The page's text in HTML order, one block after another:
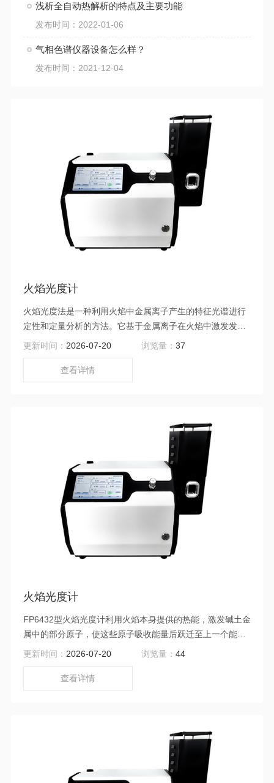
浅析全自动热解析的特点及主要功能
发布时间：2022-01-06
气相色谱仪器设备怎么样？
发布时间：2021-12-04
火焰光度计
火焰光度法是一种利用火焰中金属离子产生的特征光谱进行
定性和定量分析的方法。它基于金属离子在火焰中激发发射
光谱的原理，通过测量金属离子发射光谱的强度来确定其存
更新时间： 2026-07-20 浏览量：37
查看详情
火焰光度计
FP6432型火焰光度计利用火焰本身提供的热能，激发碱土金
属中的部分原子，使这些原子吸收能量后跃迁至上一个能量
级，当它回落到正常能量级时，就要释放能量，这个释放的
更新时间： 2026-07-20 浏览量：44
查看详情